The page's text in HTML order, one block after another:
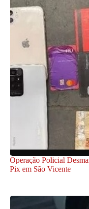
Operação Policial
Pix em São Vicente